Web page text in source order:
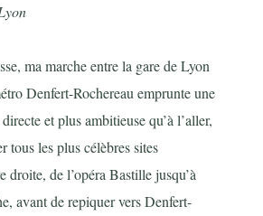
ma marche entre la gare de Lyon
Denfert-Rochereau emprunte une
et plus ambitieuse qu’à l’aller,
tous les plus célèbres sites
droite, de l’opéra Bastille jusqu’à
avant de repiquer vers Denfert-